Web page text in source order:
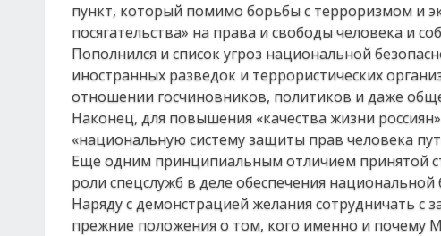
пункт, который помимо борьбы с терроризмом и
посягательства» на права и свободы человека и
Пополнился и список угроз национальной
иностранных разведок и террористических
отношении госчиновников, политиков и даже
Наконец, для повышения «качества жизни
«национальную систему защиты прав человека
Еще одним принципиальным отличием принятой
роли спецслужб в деле обеспечения национальной
Наряду с демонстрацией желания сотрудничать
прежние положения о том, кого именно и почему